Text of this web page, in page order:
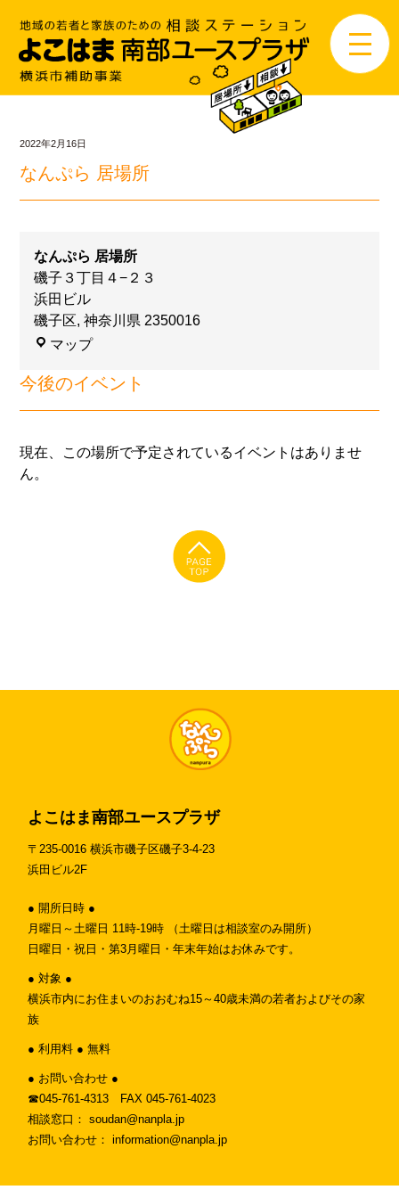
2022年2月16日
なんぷら 居場所
なんぷら 居場所
磯子３丁目４−２３
浜田ビル
磯子区,神奈川県 2350016
マップ
今後のイベント
現在、この場所で予定されているイベントはありませ
ん。
よこはま南部ユースプラザ
〒235-0016 横浜市磯子区磯子3-4-23
浜田ビル2F
● 開所日時 ●
月曜日～土曜日 11時-19時 （土曜日は相談室のみ開所）
日曜日・祝日・第3月曜日・年末年始はお休みです。
● 対象 ●
横浜市内にお住まいのおおむね15～40歳未満の若者およびその家
族
● 利用料 ● 無料
● お問い合わせ ●
☎︎045-761-4313 FAX 045-761-4023
相談窓口： soudan@nanpla.jp
お問い合わせ： information@nanpla.jp